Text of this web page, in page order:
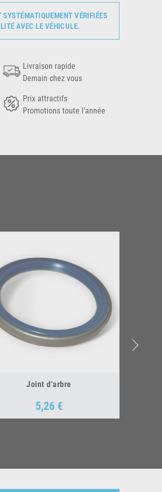
VÉRIFIÉES
AVEC LE VÉHICULE.
Livraison rapide
Demain chez vous
Prix attractifs
Promotions toute l’année
Joint d'arbre
Prix
5,26 €